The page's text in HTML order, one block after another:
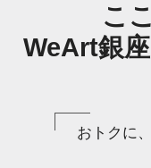
こ
WeArt銀
おトクに